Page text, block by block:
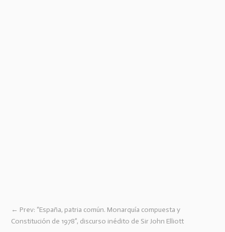
← Prev: “España, patria común. Monarquía compuesta y
Constitución de 1978”, discurso inédito de Sir John Elliott